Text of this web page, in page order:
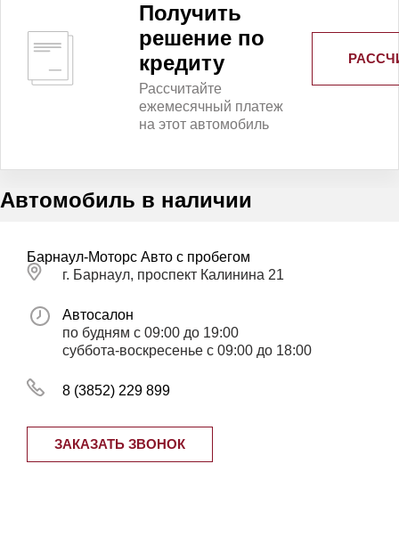
Получить
решение по
кредиту
Рассчитайте
ежемесячный платеж
на этот автомобиль
Автомобиль в наличии
Барнаул-Моторс Авто с пробегом
г. Барнаул, проспект Калинина 21
Автосалон
по будням с 09:00 до 19:00
суббота-воскресенье с 09:00 до 18:00
8 (3852) 229 899
ЗАКАЗАТЬ ЗВОНОК